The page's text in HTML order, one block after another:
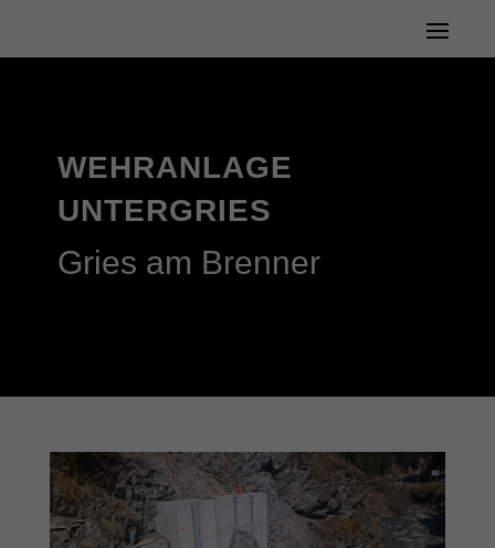
WEHRANLAGE
UNTERGRIES
Gries am Brenner